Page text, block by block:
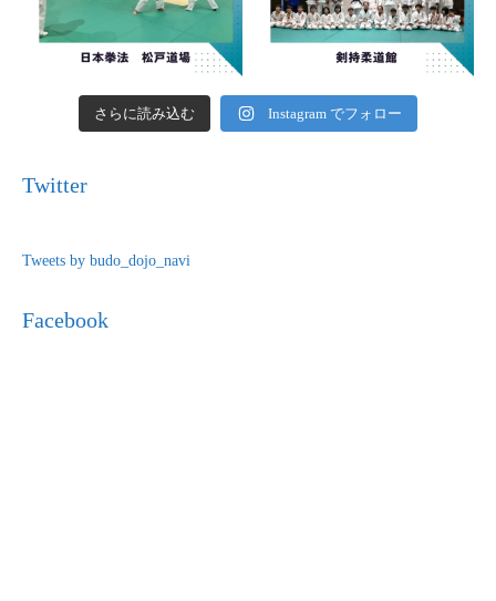
さらに読み込む Instagram でフォロー
Twitter
Tweets by budo_dojo_navi
Facebook